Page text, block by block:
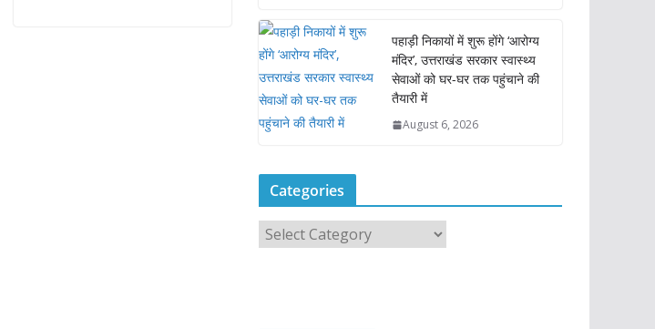
पहाड़ी निकायों में शुरू होंगे ‘आरोग्य
मंदिर’, उत्तराखंड सरकार स्वास्थ्य
सेवाओं को घर-घर तक पहुंचाने की
तैयारी में
August 6, 2026
Categories
a